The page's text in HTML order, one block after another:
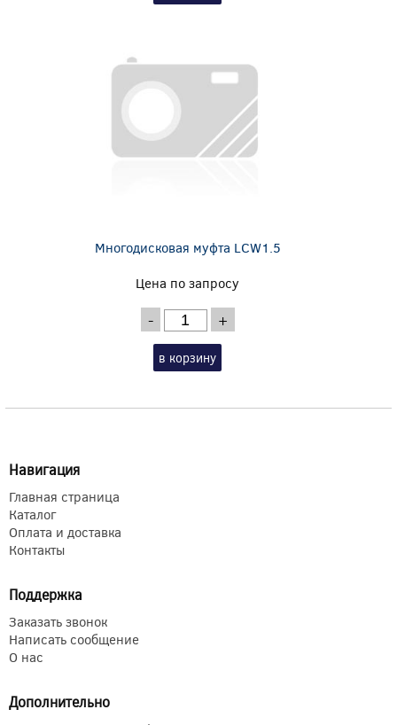
Многодисковая муфта LCW1.5
Цена по запросу
- +
в корзину
Навигация
Главная страница
Каталог
Оплата и доставка
Контакты
Поддержка
Заказать звонок
Написать сообщение
О нас
Дополнительно